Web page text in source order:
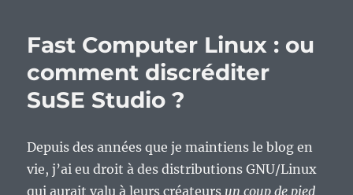
Micro-
OS
a
trouvé
digne
héritière.
Fast Computer Linux : ou
comment discréditer
SuSE Studio ?
Depuis des années que je maintiens le blog en
vie, j’ai eu droit à des distributions GNU/Linux
qui aurait valu à leurs créateurs un coup de pied